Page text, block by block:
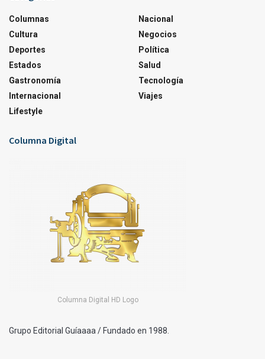
Columnas
Cultura
Deportes
Estados
Gastronomía
Internacional
Lifestyle
Nacional
Negocios
Política
Salud
Tecnología
Viajes
Columna Digital
Columna Digital HD Logo
Grupo Editorial Guíaaaa / Fundado en 1988.